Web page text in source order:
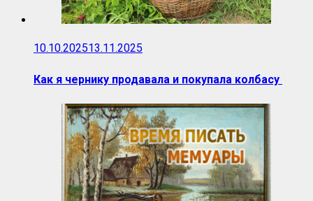
10.10.202513.11.2025
Как я чернику продавала и покупала колбасу